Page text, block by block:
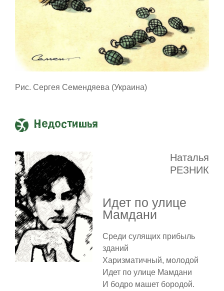
Рис. Сергея Семендяева (Украина)
Недостишья
Наталья
РЕЗНИК
Идет по улице
Мамдани
Среди сулящих прибыль
зданий
Харизматичный, молодой
Идет по улице Мамдани
И бодро машет бородой.